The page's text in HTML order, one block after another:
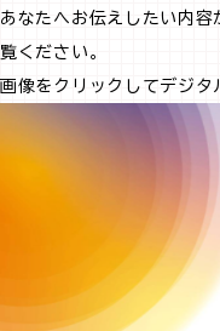
あなたへお伝えしたい内
覧ください。
画像をクリックしてデジタ